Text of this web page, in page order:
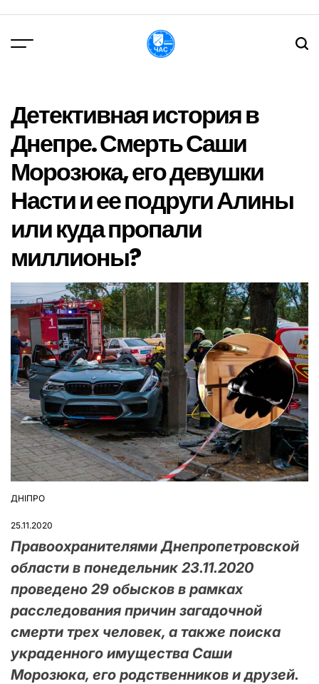
вмісту
Детективная история в
Днепре. Смерть Саши
Морозюка, его девушки
Насти и ее подруги Алины
или куда пропали
миллионы?
ОПУБЛІКУВАТИ
ДНІПРО
25.11.2020
Правоохранителями Днепропетровской
области в понедельник 23.11.2020
проведено 29 обысков в рамках
расследования причин загадочной
смерти трех человек, а также поиска
украденного имущества Саши
Морозюка, его родственников и друзей.